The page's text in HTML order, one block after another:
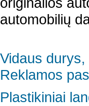
automobilių
Vidaus
Reklamos
Plastikiniai